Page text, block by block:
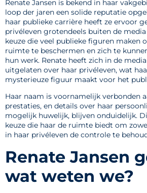
Renate Jansen is bekend in haar
loop der jaren een solide reputatie
haar publieke carrière heeft ze ervoor
privéleven grotendeels buiten de
keuze die veel publieke figuren maken
ruimte te beschermen en zich te
hun werk. Renate heeft zich in de
uitgelaten over haar privéleven, wat
mysterieuze figuur maakt voor het
Haar naam is voornamelijk verbonden
prestaties, en details over haar
mogelijk huwelijk, blijven onduidelijk.
keuze die haar de ruimte biedt om
in haar privéleven de controle te
Renate Jansen
wat weten we?